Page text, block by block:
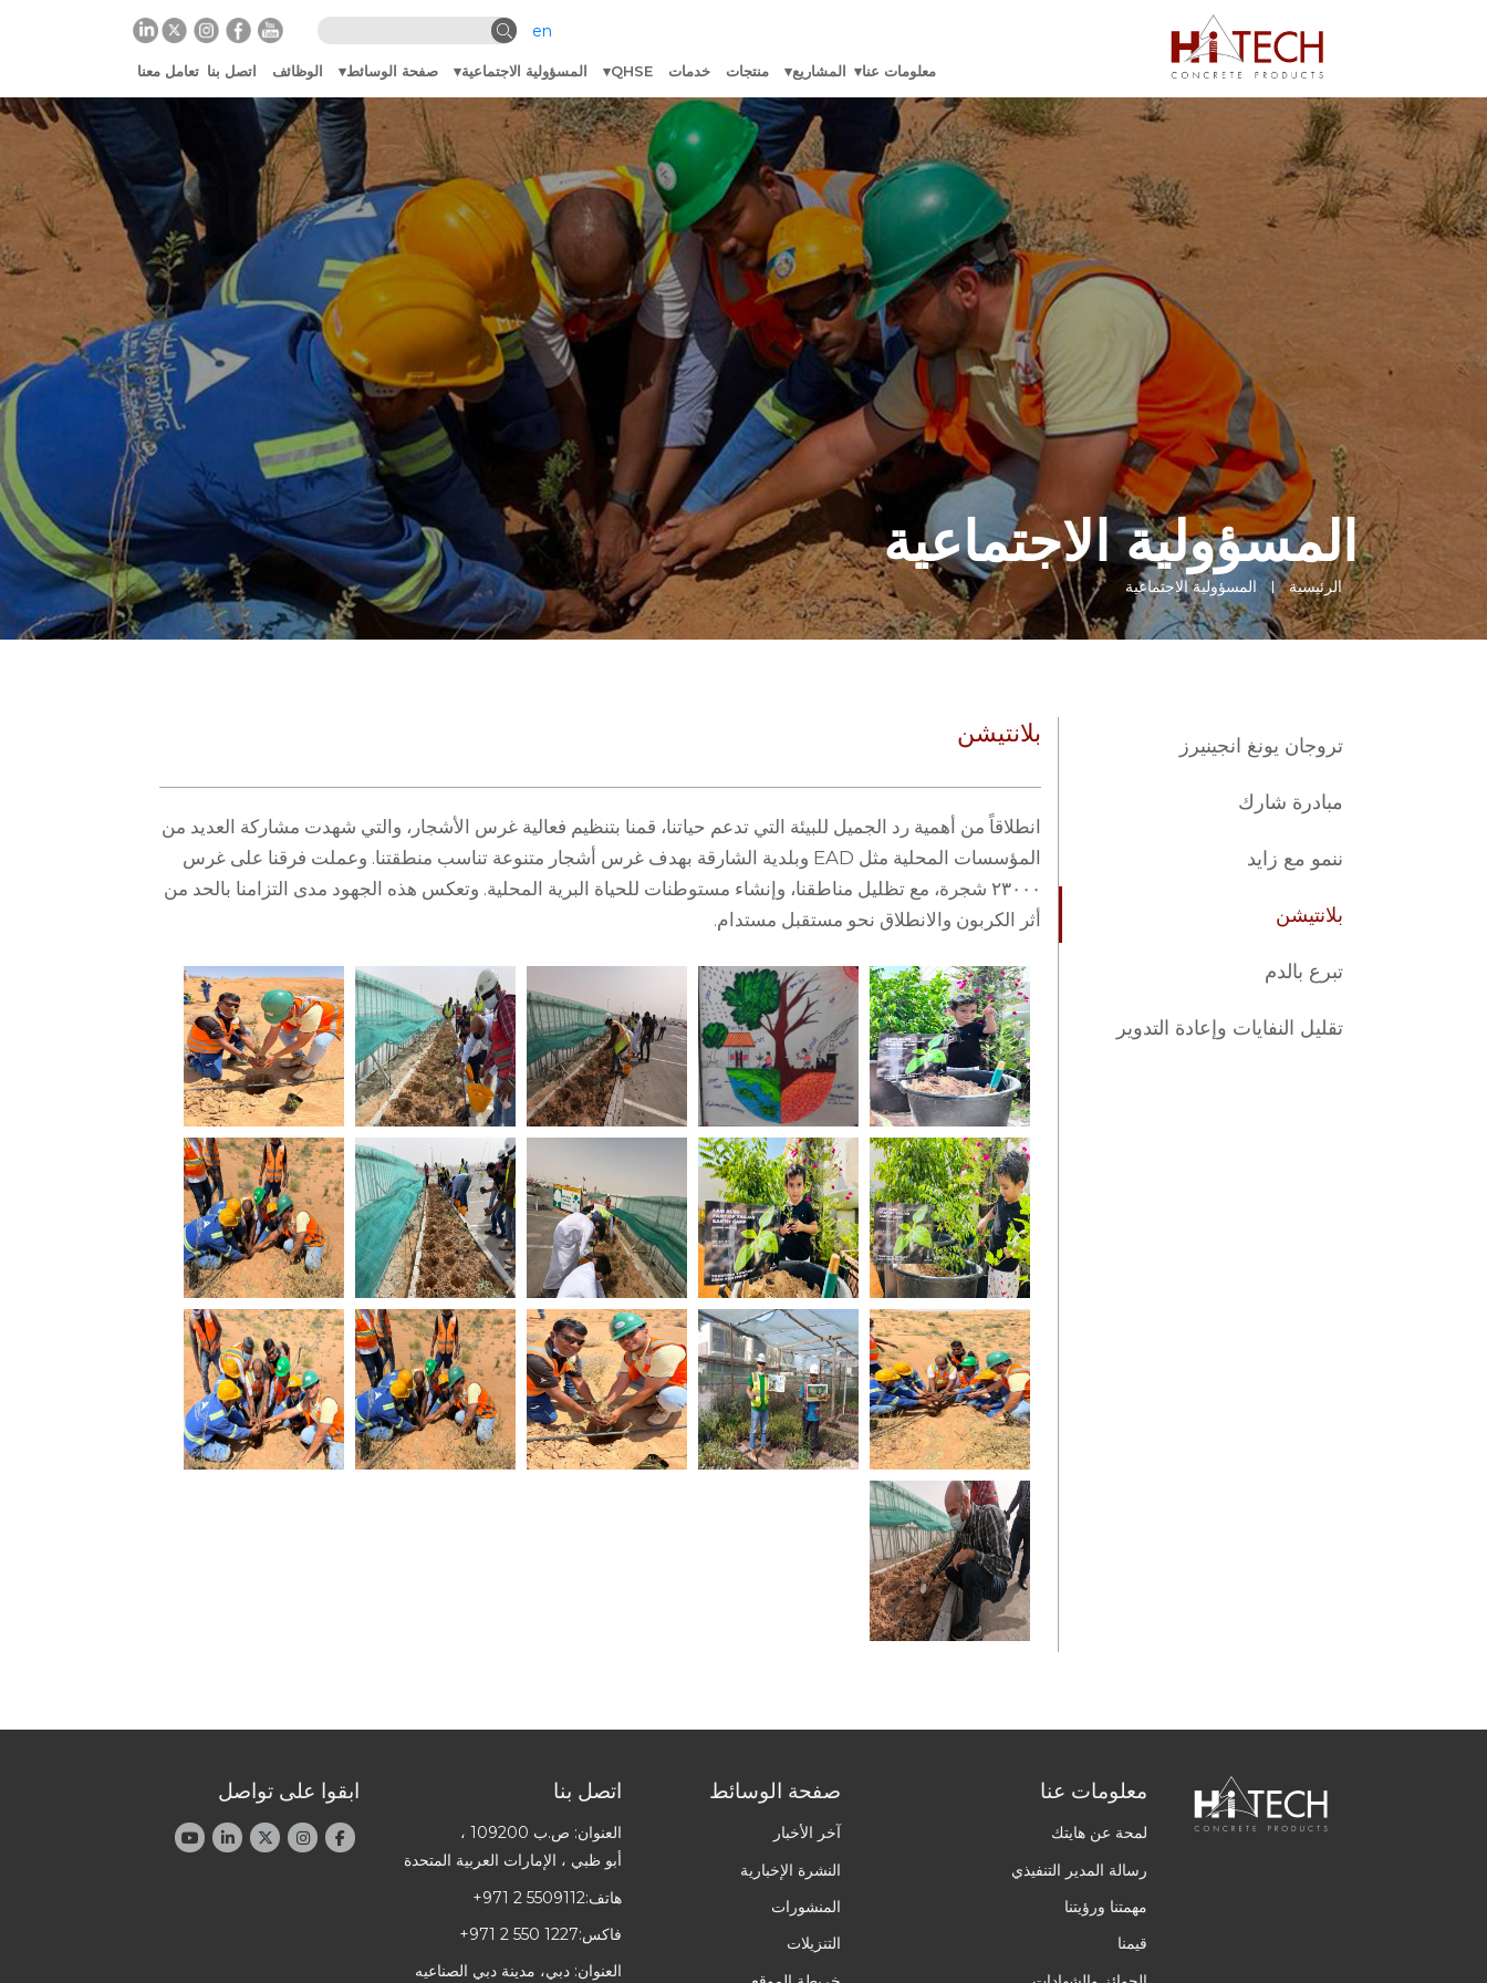
en
معلومات عنا المشاريع منتجات خدمات QHSE المسؤولية الاجتماعية صفحة الوسائط الوظائف اتصل بنا تعامل معنا
المسؤولية الاجتماعية
الرئيسية المسؤولية الاجتماعية
تروجان يونغ انجينيرز
مبادرة شارك
ننمو مع زايد
بلانتيشن
تبرع بالدم
تقليل النفايات وإعادة التدوير
بلانتيشن
انطلاقاً من أهمية رد الجميل للبيئة التي تدعم حياتنا، قمنا بتنظيم فعالية غرس الأشجار، والتي شهدت مشاركة العديد من
المؤسسات المحلية مثل EAD وبلدية الشارقة بهدف غرس أشجار متنوعة تناسب منطقتنا. وعملت فرقنا على غرس
٢٣٠٠٠ شجرة، مع تظليل مناطقنا، وإنشاء مستوطنات للحياة البرية المحلية. وتعكس هذه الجهود مدى التزامنا بالحد من
أثر الكربون والانطلاق نحو مستقبل مستدام.
معلومات عنا
لمحة عن هايتك
رسالة المدير التنفيذي
مهمتنا ورؤيتنا
قيمنا
صفحة الوسائط
آخر الأخبار
النشرة الإخبارية
المنشورات
التنزيلات
اتصل بنا
العنوان: ص.ب 109200 ،
أبو ظبي ، الإمارات العربية المتحدة
هاتف:+971 2 5509112
فاكس:+971 2 550 1227
العنوان: دبي، مدينة دبي الصناعيه
ابقوا على تواصل